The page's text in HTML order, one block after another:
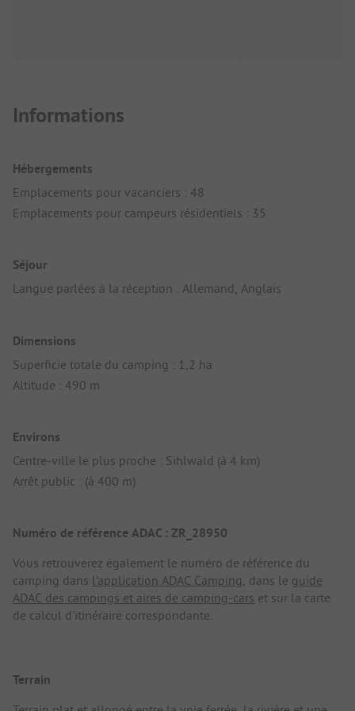
Informations
Hébergements
Emplacements pour vacanciers : 48
Emplacements pour campeurs résidentiels : 35
Séjour
Langue parlées à la réception : Allemand, Anglais
Dimensions
Superficie totale du camping : 1,2 ha
Altitude : 490 m
Environs
Centre-ville le plus proche : Sihlwald (à 4 km)
Arrêt public : (à 400 m)
Numéro de référence ADAC : ZR_28950
Vous retrouverez également le numéro de référence du
camping dans l'application ADAC Camping, dans le guide
ADAC des campings et aires de camping-cars et sur la carte
de calcul d'itinéraire correspondante.
Terrain